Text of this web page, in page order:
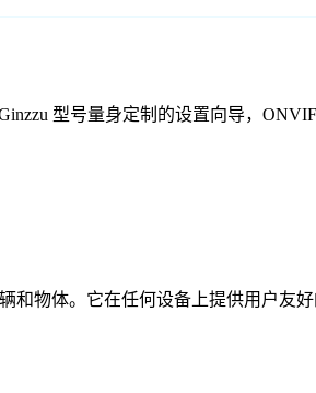
型号量身定制的设置向导，
和物体。它在任何设备上提供用户友